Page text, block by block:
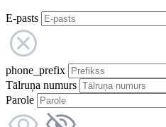
E-pasts
phone_prefix
Tālruņa numurs
Parole